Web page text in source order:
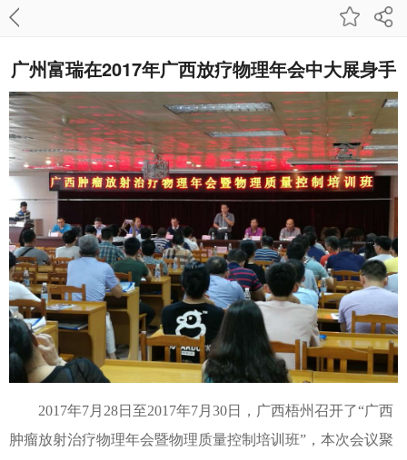
广州富瑞在2017年广西放疗物理年会中大展身手
2017年7月28日至2017年7月30日，广西梧州召开了“广西
肿瘤放射治疗物理年会暨物理质量控制培训班”，本次会议聚